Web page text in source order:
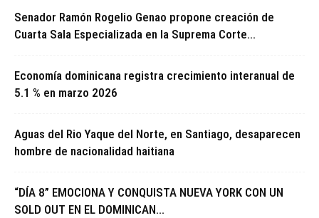
Senador Ramón Rogelio Genao propone creación de
Cuarta Sala Especializada en la Suprema Corte...
Economía dominicana registra crecimiento interanual de
5.1 % en marzo 2026
Aguas del Rio Yaque del Norte, en Santiago, desaparecen
hombre de nacionalidad haitiana
“DÍA 8” EMOCIONA Y CONQUISTA NUEVA YORK CON UN
SOLD OUT EN EL DOMINICAN...